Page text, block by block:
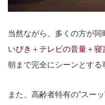
当然ながら、多くの方が同
いびき ＋ テレビの音量 ＋寝
朝まで完全にシーンとする
また、高齢者特有の”スーッ